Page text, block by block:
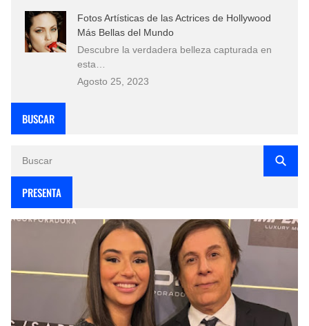
Fotos Artísticas de las Actrices de Hollywood
Más Bellas del Mundo
Descubre la verdadera belleza capturada en
esta…
Agosto 25, 2023
BUSCAR
PRESENTA